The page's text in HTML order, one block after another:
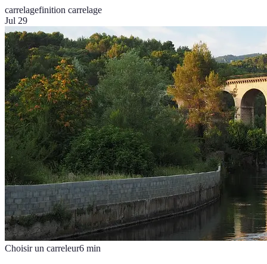
carrelagefinition carrelage
Jul 29
Choisir un carreleur6 min